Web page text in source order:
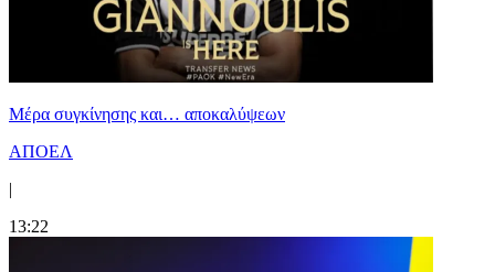
Mέρα συγκίνησης και… αποκαλύψεων
ΑΠΟΕΛ
|
13:22